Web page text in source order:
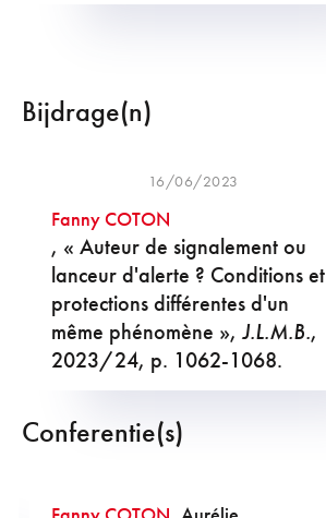
Bijdrage(n)
16/06/2023
Fanny COTON
, « Auteur de signalement ou
lanceur d'alerte ? Conditions et
protections différentes d'un
même phénomène », J.L.M.B.,
2023/24, p. 1062-1068.
Conferentie(s)